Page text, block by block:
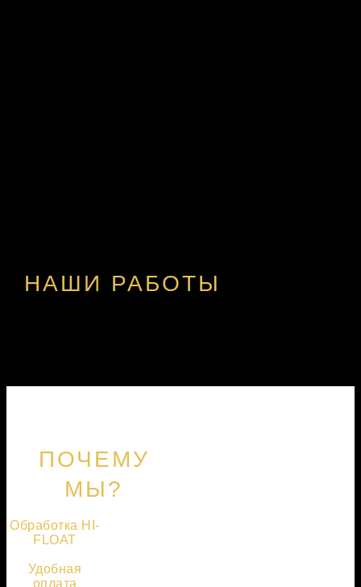
ПОЧЕМУ
МЫ?
Обработка HI-
FLOAT
Удобная
оплата
НАШИ РАБОТЫ